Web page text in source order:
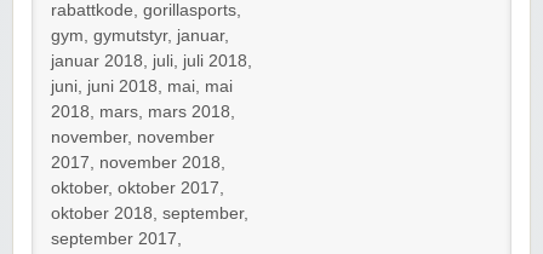
rabattkode, gorillasports,
gym, gymutstyr, januar,
januar 2018, juli, juli 2018,
juni, juni 2018, mai, mai
2018, mars, mars 2018,
november, november
2017, november 2018,
oktober, oktober 2017,
oktober 2018, september,
september 2017,